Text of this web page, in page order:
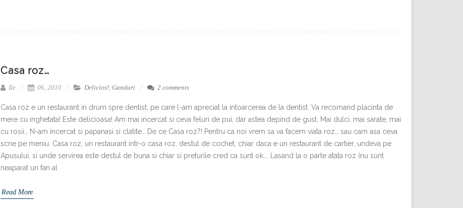
Casa roz…
Ile 06, 2010 Delicios!, Ganduri 2 comments
Casa roz e un restaurant in drum spre dentist, pe care l-am apreciat la intoarcerea de la dentist. Va recomand placinta de
mere cu inghetata! Este delicioasa! Am mai incercat si ceva feluri de pui, dar astea depind de gust. Mai dulci, mai sarate, mai
cu rosii… N-am incercat si papanasi si clatite… De ce Casa roz?! Pentru ca noi vrem sa va facem viata roz… sau cam asa ceva
scrie pe meniu. Casa roz, un restaurant intr-o casa roz, destul de cochet, chiar daca e un restaurant de cartier, undeva pe
Apusului, si unde servirea este destul de buna si chiar si preturile cred ca sunt ok…. Lasand la o parte atata roz (nu sunt
neaparat un fan al
Read More